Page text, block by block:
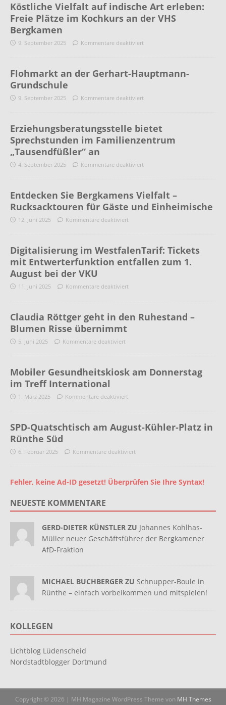
Köstliche Vielfalt auf indische Art erleben:
Freie Plätze im Kochkurs an der VHS
Bergkamen
9. September 2025 Kommentare deaktiviert
Flohmarkt an der Gerhart-Hauptmann-
Grundschule
9. September 2025 Kommentare deaktiviert
Erziehungsberatungsstelle bietet
Sprechstunden im Familienzentrum
„Tausendfüßler“ an
4. September 2025 Kommentare deaktiviert
Entdecken Sie Bergkamens Vielfalt –
Rucksacktouren für Gäste und Einheimische
12. Juni 2025 Kommentare deaktiviert
Digitalisierung im WestfalenTarif: Tickets
mit Entwerterfunktion entfallen zum 1.
August bei der VKU
11. Juni 2025 Kommentare deaktiviert
Claudia Röttger geht in den Ruhestand –
Blumen Risse übernimmt
5. Juni 2025 Kommentare deaktiviert
Mobiler Gesundheitskiosk am Donnerstag
im Treff International
1. März 2025 Kommentare deaktiviert
SPD-Quatschtisch am August-Kühler-Platz in
Rünthe Süd
6. Februar 2025 Kommentare deaktiviert
Fehler, keine Ad-ID gesetzt! Überprüfen Sie Ihre Syntax!
NEUESTE KOMMENTARE
GERD-DIETER KÜNSTLER ZU Johannes Kohlhas-
Müller neuer Geschäftsführer der Bergkamener
AfD-Fraktion
MICHAEL BUCHBERGER ZU Schnupper-Boule in
Rünthe – einfach vorbeikommen und mitspielen!
KOLLEGEN
Lichtblog Lüdenscheid
Nordstadtblogger Dortmund
Copyright © 2026 | MH Magazine WordPress Theme von MH Themes